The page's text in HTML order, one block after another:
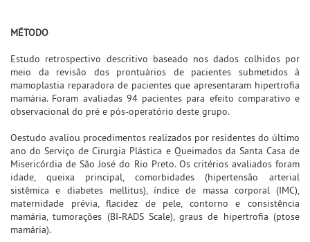
MÉTODO
Estudo retrospectivo descritivo baseado nos dados colhidos por
meio da revisão dos prontuários de pacientes submetidos à
mamoplastia reparadora de pacientes que apresentaram hipertrofia
mamária. Foram avaliadas 94 pacientes para efeito comparativo e
observacional do pré e pós-operatório deste grupo.
Oestudo avaliou procedimentos realizados por residentes do último
ano do Serviço de Cirurgia Plástica e Queimados da Santa Casa de
Misericórdia de São José do Rio Preto. Os critérios avaliados foram
idade, queixa principal, comorbidades (hipertensão arterial
sistêmica e diabetes mellitus), índice de massa corporal (IMC),
maternidade prévia, flacidez de pele, contorno e consistência
mamária, tumorações (BI-RADS Scale), graus de hipertrofia (ptose
mamária).